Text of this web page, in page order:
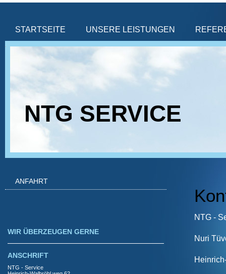
STARTSEITE UNSERE LEISTUNGEN
NTG SERVICE
NTG -
Nuri
ANFAHRT
WIR ÜBERZEUGEN GERNE
ANSCHRIFT
NTG - Service